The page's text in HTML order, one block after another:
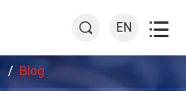
 EN 
Blog